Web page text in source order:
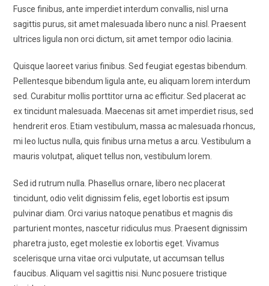
Fusce finibus, ante imperdiet interdum convallis, nisl urna
sagittis purus, sit amet malesuada libero nunc a nisl. Praesent
ultrices ligula non orci dictum, sit amet tempor odio lacinia.
Quisque laoreet varius finibus. Sed feugiat egestas bibendum.
Pellentesque bibendum ligula ante, eu aliquam lorem interdum
sed. Curabitur mollis porttitor urna ac efficitur. Sed placerat ac
ex tincidunt malesuada. Maecenas sit amet imperdiet risus, sed
hendrerit eros. Etiam vestibulum, massa ac malesuada rhoncus,
mi leo luctus nulla, quis finibus urna metus a arcu. Vestibulum a
mauris volutpat, aliquet tellus non, vestibulum lorem.
Sed id rutrum nulla. Phasellus ornare, libero nec placerat
tincidunt, odio velit dignissim felis, eget lobortis est ipsum
pulvinar diam. Orci varius natoque penatibus et magnis dis
parturient montes, nascetur ridiculus mus. Praesent dignissim
pharetra justo, eget molestie ex lobortis eget. Vivamus
scelerisque urna vitae orci vulputate, ut accumsan tellus
faucibus. Aliquam vel sagittis nisi. Nunc posuere tristique